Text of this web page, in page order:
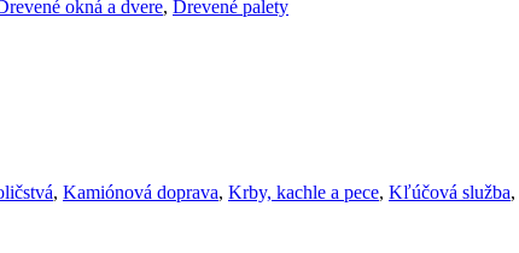
okná a dvere, Drevené palety
, Kamiónová doprava, Krby, kachle a pece, Kľúčová služba,